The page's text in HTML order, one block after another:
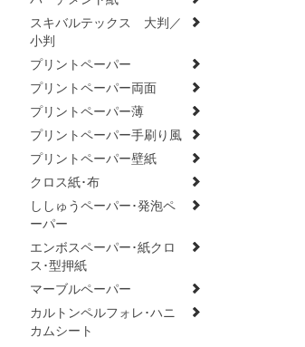
スキバルテックス 大判／
小判
プリントペーパー
プリントペーパー両面
プリントペーパー薄
プリントペーパー手刷り風
プリントペーパー壁紙
クロス紙･布
ししゅうペーパー･発泡ペ
ーパー
エンボスペーパー･紙クロ
ス･型押紙
マーブルペーパー
カルトンペルフォレ･ハニ
カムシート